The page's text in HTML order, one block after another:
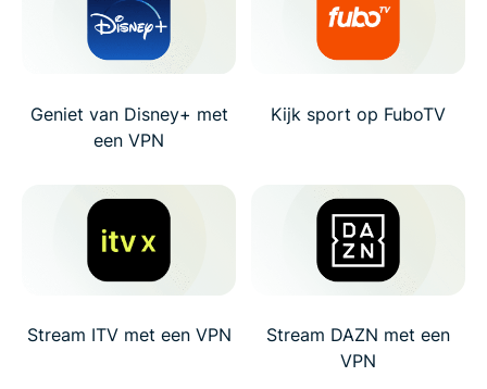
Geniet van Disney+ met
een VPN
Kijk sport op FuboTV
Stream ITV met een VPN
Stream DAZN met een
VPN